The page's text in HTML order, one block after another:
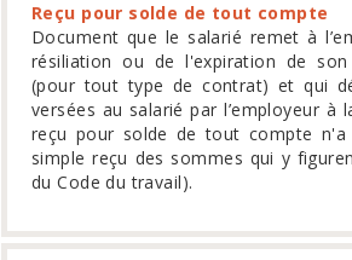
Reçu pour solde de tout compte
Document que le salarié remet à
résiliation ou de l'expiration de
(pour tout type de contrat) et qui
versées au salarié par l’employeur à
reçu pour solde de tout compte n'a
simple reçu des sommes qui y
du Code du travail).